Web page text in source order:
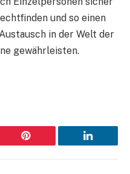
und so einen
in der Welt der
gewährleisten.
Pinterest LinkedIn